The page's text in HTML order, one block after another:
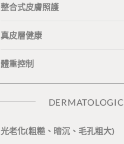
整合式皮膚照護
真皮層健康
體重控制
DERMATOLOGIC
光老化(粗糙、暗沉、毛孔粗大)